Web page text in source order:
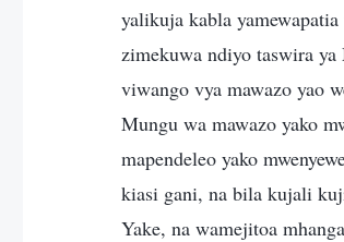
yalikuja kabla
zimekuwa ndiyo taswira
viwango vya mawazo yao
Mungu wa mawazo yako
mapendeleo yako
kiasi gani, na bila kujali
Yake, na wamejitoa